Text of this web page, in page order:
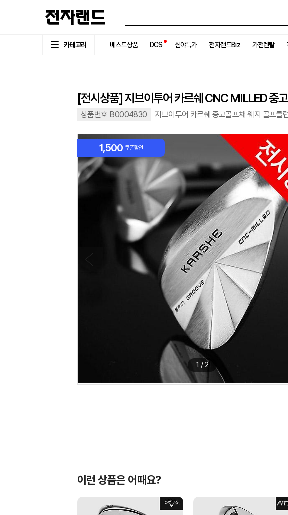
카테고리 베스트상품 DCS 심야특가 전자랜드Biz 가전렌탈
[전시상품] 지브이투어 카르쉐 CNC MILLED 중
상품번호 B0004830 지브이투어 카르쉐 중고골프채 웨지 골프클럽
1,500 쿠폰할인
1 /2
이런 상품은 어때요?